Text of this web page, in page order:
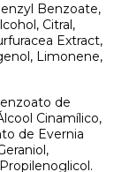
Benzoate,
Citral,
Extract,
Limonene,
de
Cinamílico,
de Evernia